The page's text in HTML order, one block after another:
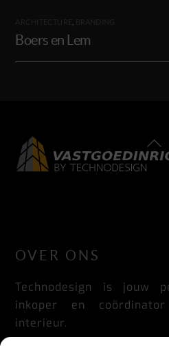
,
Boers en Lem
To
OVER ONS
Technodesign is jouw
inkoper en
interieur.